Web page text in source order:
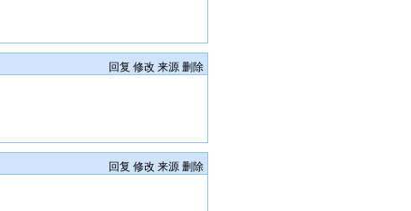
回复 修改 来源 删除
回复 修改 来源 删除